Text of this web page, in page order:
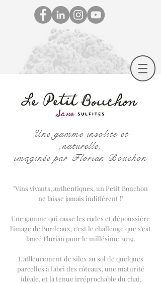
Une gamme insolite et
,naturelle,
imaginée par Florian Bouchon
"Vins vivants, authentiques, un Petit Bouchon
ne laisse jamais indifférent !"
Une gamme qui casse les codes et dépoussière
l'image de Bordeaux, c'est le challenge que s'est
lancé Florian pour le millésime 2019.
L'affleurement de silex au sol de quelques
parcelles à l'abri des côteaux, une maturité
idéale, et la tenue irréprochable du chai,